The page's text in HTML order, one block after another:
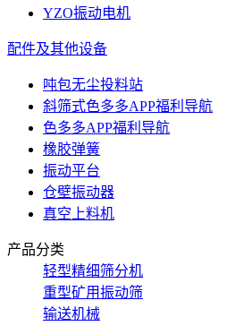
YZO振动电机
配件及其他设备
吨包无尘投料站
斜筛式色多多APP福利导航
色多多APP福利导航
橡胶弹簧
振动平台
仓壁振动器
真空上料机
产品分类
轻型精细筛分机
重型矿用振动筛
输送机械